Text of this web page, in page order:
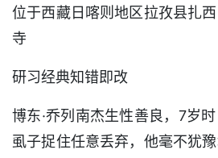
位于西藏日喀则地区拉孜县扎
寺
研习经典知错即改
博东·乔列南杰生性善良，7岁
虱子捉住任意丢弃，他毫不犹